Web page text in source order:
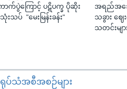
ာက်ပွဲကြောင့် ပဋိပက္ခ ပိုဆိုး
သပ် "မေးမြန်းခန်း"
အရည်အသွေ
သခွား ဈေ
သတင်းမျာ
ရုပ်သံအစီအစဉ်များ